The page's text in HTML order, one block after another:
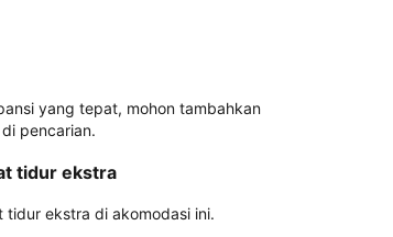
yang tepat, mohon tambahkan
pencarian.
tidur ekstra
ekstra di akomodasi ini.